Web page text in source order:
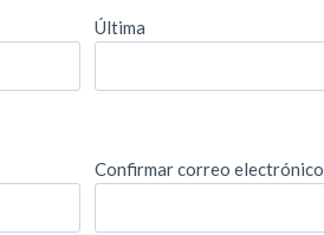
Última
Confirmar correo electrónico